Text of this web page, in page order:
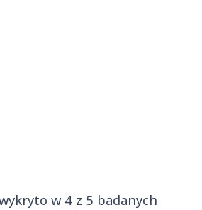
w 4 z 5 badanych